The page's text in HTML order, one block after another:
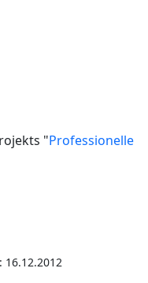
"Professionelle